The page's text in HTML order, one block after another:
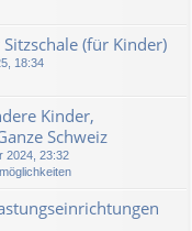
(für Kinder)
18:34
Kinder,
Schweiz
2024, 23:32